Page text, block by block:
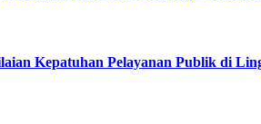
Kepatuhan Pelayanan Publik di